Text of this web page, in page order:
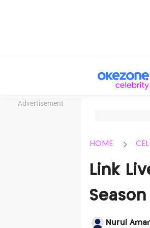
Advertisement
HOME
Link
Nurul